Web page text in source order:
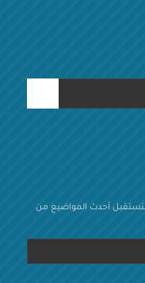
لتستقبل أحدث المواضيع من